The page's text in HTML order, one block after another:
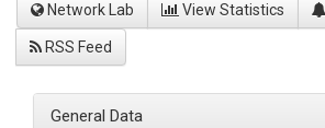
Network Lab View Statistics
RSS Feed
General Data